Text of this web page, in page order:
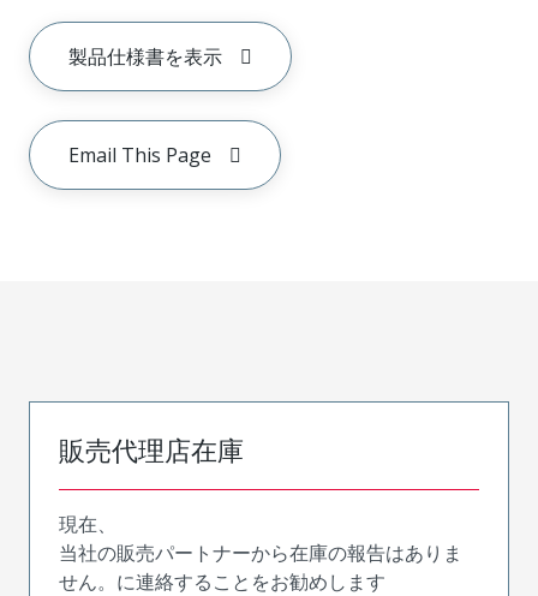
製品仕様書を表示
Email This Page
販売代理店在庫
現在、
当社の販売パートナーから在庫の報告はありま
せん。に連絡することをお勧めします